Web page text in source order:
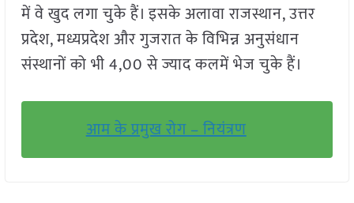
में वे खुद लगा चुके हैं। इसके अलावा राजस्थान,उत्तर
प्रदेश,मध्यप्रदेश और गुजरात के विभिन्न अनुसंधान
संस्थानों को भी4,00से ज्याद कलमें भेज चुके हैं।
आम के प्रमुख रोग – नियंत्रण